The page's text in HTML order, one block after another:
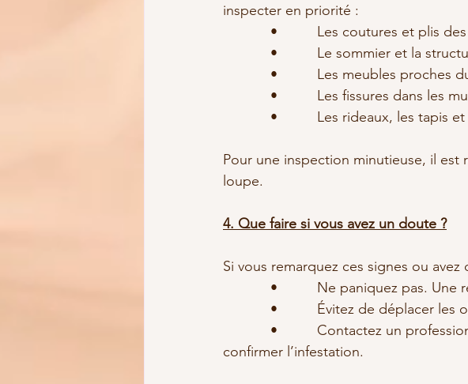
inspecter en priorité :
•          Les coutures et plis
•          Le sommier et la
•          Les meubles proches
•          Les fissures dans les
•          Les rideaux, les tapis
Pour une inspection minutieuse, il est
loupe.
4. Que faire si vous avez un doute ?
Si vous remarquez ces signes ou avez
•          Ne paniquez pas. Une
•          Évitez de déplacer les
•          Contactez un
confirmer l’infestation.